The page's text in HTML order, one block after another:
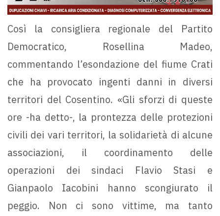
Così la consigliera regionale del Partito
Democratico, Rosellina Madeo,
commentando l’esondazione del fiume Crati
che ha provocato ingenti danni in diversi
territori del Cosentino. «Gli sforzi di queste
ore -ha detto-, la prontezza delle protezioni
civili dei vari territori, la solidarietà di alcune
associazioni, il coordinamento delle
operazioni dei sindaci Flavio Stasi e
Gianpaolo Iacobini hanno scongiurato il
peggio. Non ci sono vittime, ma tanto